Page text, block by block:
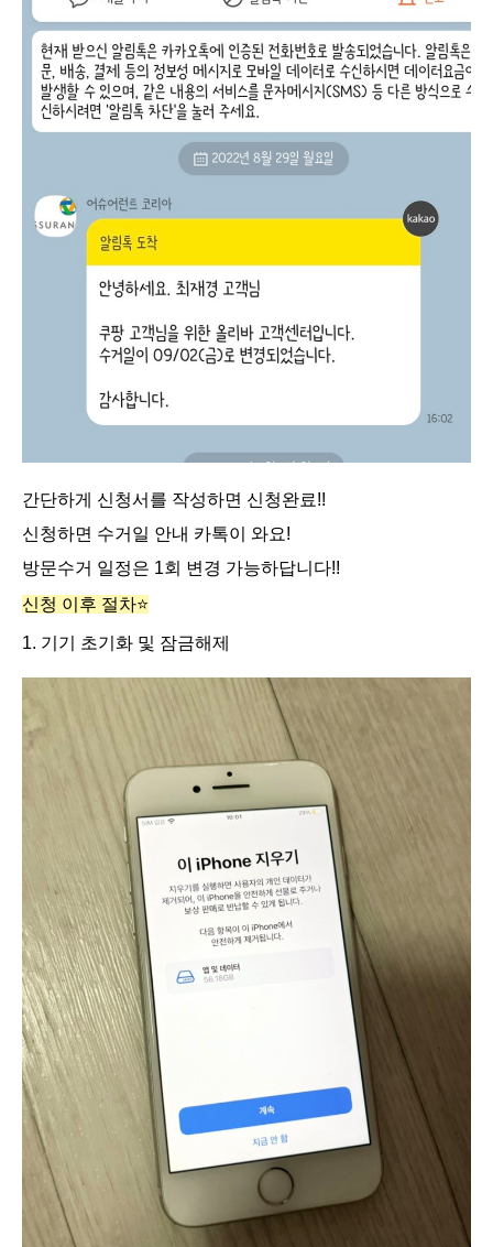
간단하게 신청서를 작성하면 신청완료!!
신청하면 수거일 안내 카톡이 와요!
방문수거 일정은 1회 변경 가능하답니다!!
신청 이후 절차⭐️
1. 기기 초기화 및 잠금해제